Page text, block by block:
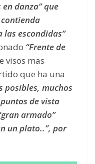
danza” que
las escondidas”
“Frente de
visos mas
que ha una
posibles, muchos
de vista
armado”
un plato..”, por